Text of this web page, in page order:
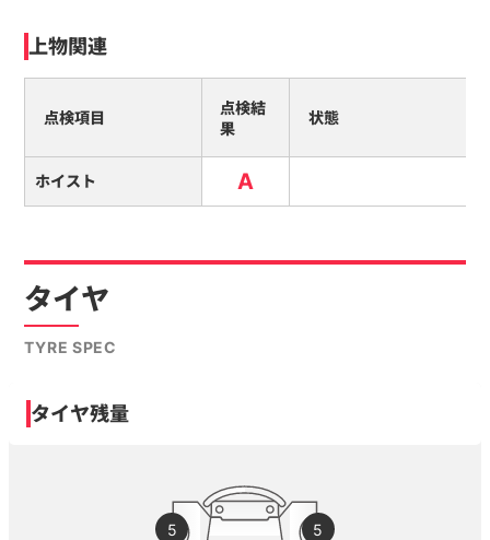
上物関連
点検項目
点検結
果
状態
ホイスト A
タイヤ
TYRE SPEC
タイヤ残量
5 5